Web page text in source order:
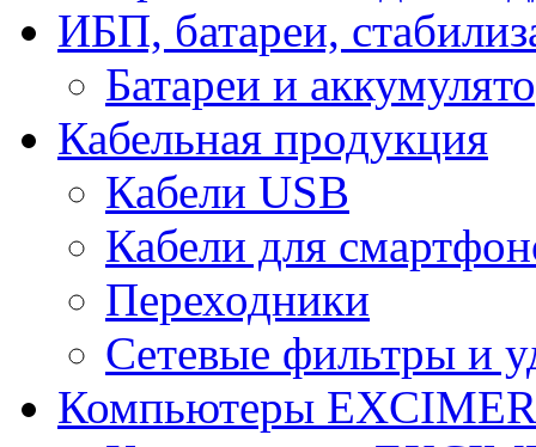
ИБП, батареи,
Батареи и
Кабельная продукция
Кабели USB
Кабели для
Переходники
Сетевые фильтры и
Компьютеры